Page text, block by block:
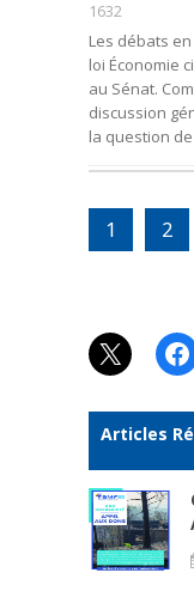
1632
Les débats
loi Économie
au Sénat.
discussion
la question
1 2
X
Articles